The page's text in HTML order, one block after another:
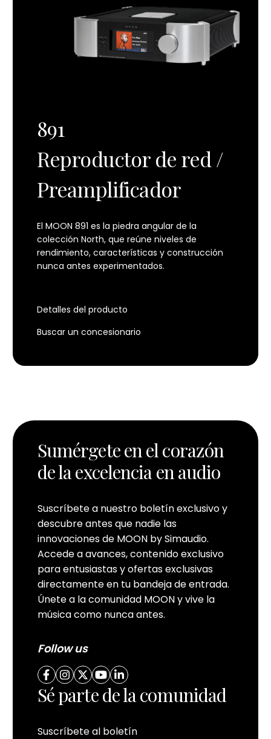
891
Reproductor de red /
Preamplificador
El MOON 891 es la piedra angular de la
colección North, que reúne niveles de
rendimiento, características y construcción
nunca antes experimentados.
Detalles del producto
Buscar un concesionario
Sumérgete en el corazón
de la excelencia en audio
Suscríbete a nuestro boletín exclusivo y
descubre antes que nadie las
innovaciones de MOON by Simaudio.
Accede a avances, contenido exclusivo
para entusiastas y ofertas exclusivas
directamente en tu bandeja de entrada.
Únete a la comunidad MOON y vive la
música como nunca antes.
Follow us
Sé parte de la comunidad
Suscríbete al boletín